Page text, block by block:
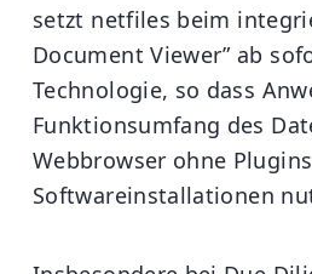
setzt netfiles beim
Document Viewer” ab
Technologie, so dass
Funktionsumfang des
Webbrowser ohne
Softwareinstallationen